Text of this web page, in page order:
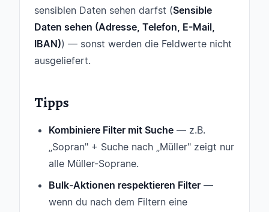
sensiblen Daten sehen darfst (Sensible
Daten sehen (Adresse, Telefon, E-Mail,
IBAN)) — sonst werden die Feldwerte nicht
ausgeliefert.
Tipps
Kombiniere Filter mit Suche — z.B.
„Sopran" + Suche nach „Müller" zeigt nur
alle Müller-Soprane.
Bulk-Aktionen respektieren Filter —
wenn du nach dem Filtern eine